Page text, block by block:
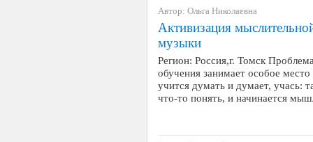
Автор: Ольга Николаевна
Активизация
музыки
Регион: Россия,г. Томск
обучения занимает особое
учится думать и думает, учась:
что-то понять, и начинается